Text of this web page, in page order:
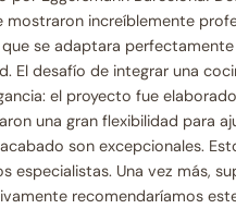
mostraron increíblemente
se adaptara
El desafío de integrar una
el proyecto fue
una gran flexibilidad para
son excepcionales.
Una vez más,
recomendaríamos